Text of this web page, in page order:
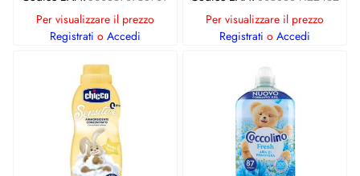
Per visualizzare il prezzo
Registrati o Accedi
Per visualizzare il prezzo
Registrati o Accedi